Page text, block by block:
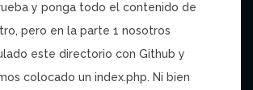
y ponga todo el contenido de
pero en la parte 1 nosotros
este directorio con Github y
colocado un index.php. Ni bien